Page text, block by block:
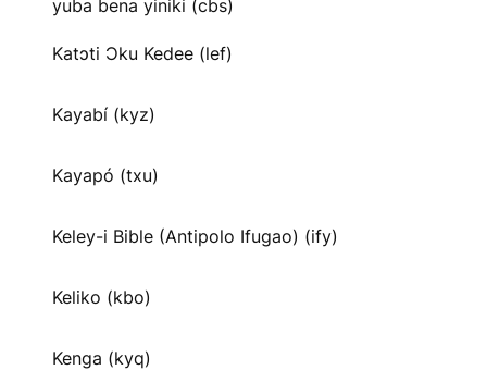
yuba bena yiniki (cbs)
Katɔti Ɔku Kedee (lef)
Kayabí (kyz)
Kayapó (txu)
Keley-i Bible (Antipolo Ifugao) (ify)
Keliko (kbo)
Kenga (kyq)